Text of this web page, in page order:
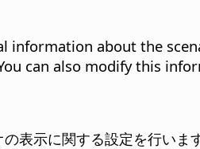
information about the
can also modify this
表示に関する設定を行います